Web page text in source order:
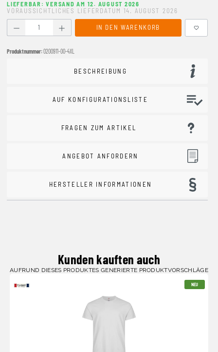
LIEFERBAR: VERSAND AM 12. AUGUST 2026
VORAUSSICHTLICHES LIEFERDATUM 14. AUGUST 2026
Produkt Anzahl: Gib den gewünschten Wert ein oder
IN DEN WARENKORB
Produktnummer:0200911-00-4XL
BESCHREIBUNG
AUF KONFIGURATIONSLISTE
FRAGEN ZUM ARTIKEL
ANGEBOT ANFORDERN
HERSTELLER INFORMATIONEN
Kunden kauften auch
AUFRUND DIESES PRODUKTES GENERIERTE PRODUKTVORSCHLÄGE
NEU